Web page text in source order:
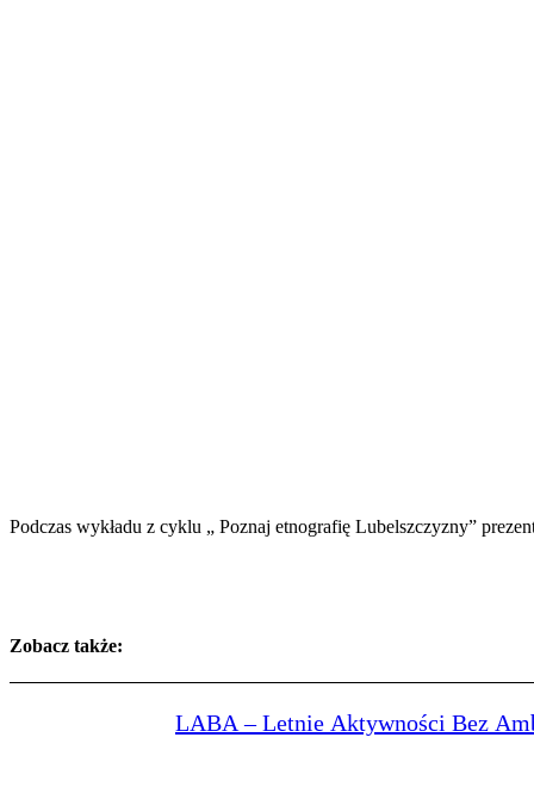
Podczas wykładu z cyklu „ Poznaj etnografię Lubelszczyzny”
Zobacz także:
LABA – Letnie Aktywności Bez